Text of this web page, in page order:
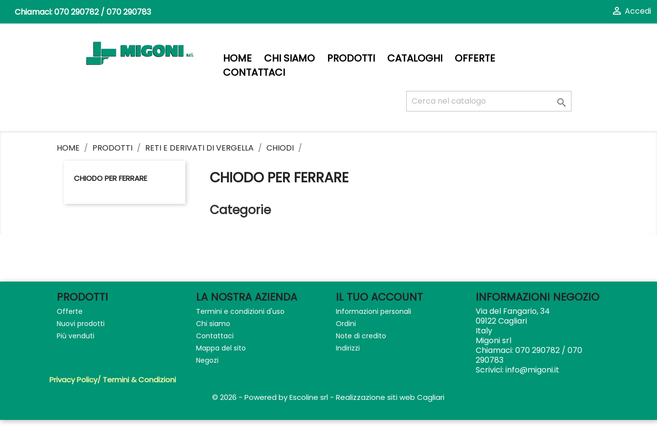
Chiamaci:070 290782 / 070 290783  Accedi
HOME CHI SIAMO PRODOTTI CATALOGHI
OFFERTE
CONTATTACI

HOME PRODOTTI RETI E DERIVATI DI VERGELLA CHIODI
CHIODO PER FERRARE CHIODO PER FERRARE
Categorie
PRODOTTI
Offerte
Nuovi prodotti
Più venduti
LA NOSTRA AZIENDA
Termini e condizioni d'uso
Chi siamo
Contattaci
Mappa del sito
Negozi
IL TUO ACCOUNT
Informazioni personali
Ordini
Note di credito
Indirizzi
INFORMAZIONI NEGOZIO
Via del Fangario, 34
09122 Cagliari
Italy
Migoni srl
Chiamaci: 070 290782 / 070
290783
Scrivici: info@migoni.it
Privacy Policy/ Termini & Condizioni
© 2026 - Powered by Escoline srl - Realizzazione siti web Cagliari